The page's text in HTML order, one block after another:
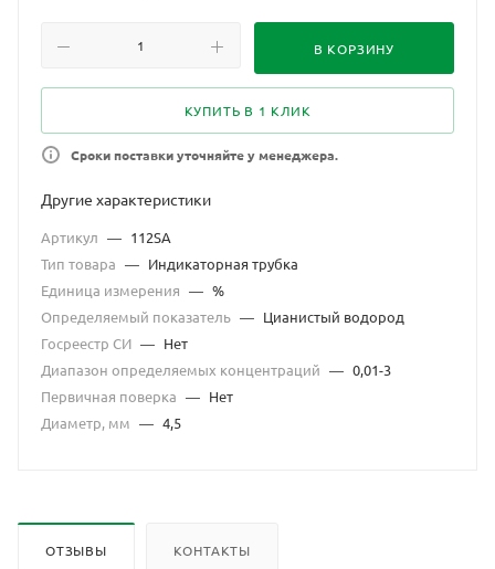
В КОРЗИНУ
КУПИТЬ В 1 КЛИК
Сроки поставки уточняйте у менеджера.
Другие характеристики
Артикул — 112SA
Тип товара — Индикаторная трубка
Единица измерения — %
Определяемый показатель — Цианистый водород
Госреестр СИ — Нет
Диапазон определяемых концентраций — 0,01-3
Первичная поверка — Нет
Диаметр, мм — 4,5
ОТЗЫВЫ КОНТАКТЫ